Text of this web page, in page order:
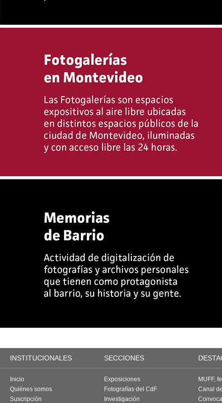
INSTITUCIONALES SECCIONES
Inicio
Quiénes somos
Suscripción
Exposiciones
Fotografías del CdF
Investigación
MUFF,
Canal